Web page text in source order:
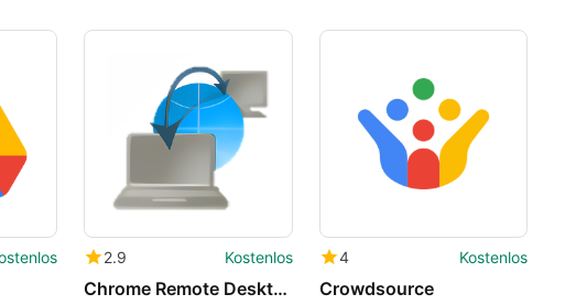
2.9 Kostenlos
Chrome Remote Desktop
4 Kostenlos
Crowdsource